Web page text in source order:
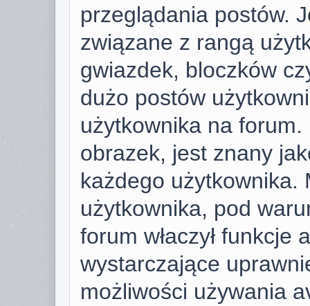
przeglądania postów.
związane z rangą
gwiazdek, bloczków
dużo postów
użytkownika na
obrazek, jest znany
każdego użytkownika.
użytkownika, pod
forum właczył funkcje
wystarczające
możliwości używania